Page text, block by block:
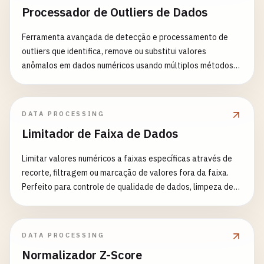
Processador de Outliers de Dados
Ferramenta avançada de detecção e processamento de
outliers que identifica, remove ou substitui valores
anômalos em dados numéricos usando múltiplos métodos
flexíveis de manejo (Remover, Substituir por
limiares - Detecção de outliers multidimensional -
Estatísticas e relatórios visuais de outliers - Capacidades
de processamento em lote - Níveis de sensibilidade
personalizáveis - Análise de impacto abrangente Casos de
Uso Comuns: - Limpeza e pré-processamento de dados -
Preparação para análise estatística - Limpeza de conjuntos
de dados para machine learning - Controle de qualidade na
DATA PROCESSING
Limitador de Faixa de Dados
Limitar valores numéricos a faixas específicas através de
recorte, filtragem ou marcação de valores fora da faixa.
Perfeito para controle de qualidade de dados, limpeza de
(marca valores modificados) - Configuração de faixa por
DATA PROCESSING
Normalizador Z-Score